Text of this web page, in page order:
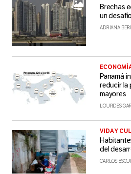
Brechas
un
ADRIANA
Panamá
reducir la
mayores
LOURDES
VIDA Y
del
CARLOS